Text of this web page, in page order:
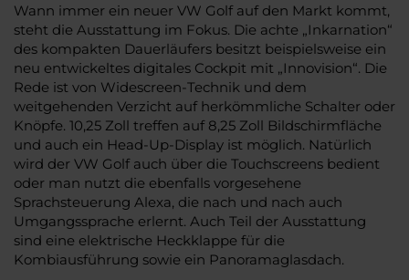
Wann immer ein neuer VW Golf auf den Markt kommt,
steht die Ausstattung im Fokus. Die achte „Inkarnation“
des kompakten Dauerläufers besitzt beispielsweise ein
neu entwickeltes digitales Cockpit mit „Innovision“. Die
Rede ist von Widescreen-Technik und dem
weitgehenden Verzicht auf herkömmliche Schalter oder
Knöpfe. 10,25 Zoll treffen auf 8,25 Zoll Bildschirmfläche
und auch ein Head-Up-Display ist möglich. Natürlich
wird der VW Golf auch über die Touchscreens bedient
oder man nutzt die ebenfalls vorgesehene
Sprachsteuerung Alexa, die nach und nach auch
Umgangssprache erlernt. Auch Teil der Ausstattung
sind eine elektrische Heckklappe für die
Kombiausführung sowie ein Panoramaglasdach.